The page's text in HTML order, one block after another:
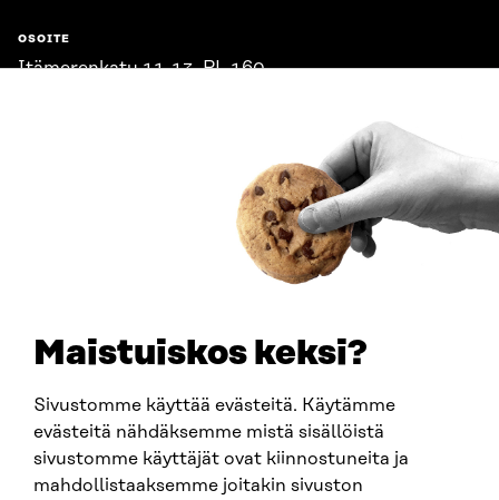
Maistuiskos keksi?
Sivustomme käyttää evästeitä. Käytämme
evästeitä nähdäksemme mistä sisällöistä
sivustomme käyttäjät ovat kiinnostuneita ja
mahdollistaaksemme joitakin sivuston
OSOITE
Itämerenkatu 11-13, PL 160,
SITRA SOSIAALISESSA MEDIASSA
LinkedIn